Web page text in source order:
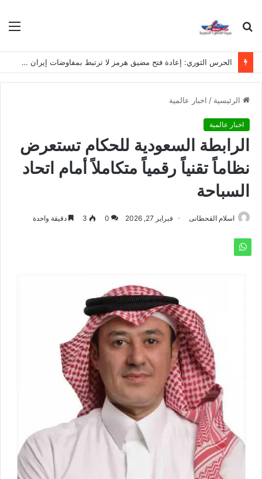
بحث
الحرس الثوري: إعادة فتح مضيق هرمز لا ترتبط بمفاوضات إيران وسلطنة عُمان
الرئيسية / اخبار عالمية
اخبار عالمية
الرابطة السعودية للحكام تستعرض
نظاماً تقنياً رقمياً متكاملاً أمام اتحاد
السباحة
اسلام القحطانى فبراير 27, 2026 0
3 دقيقة واحدة